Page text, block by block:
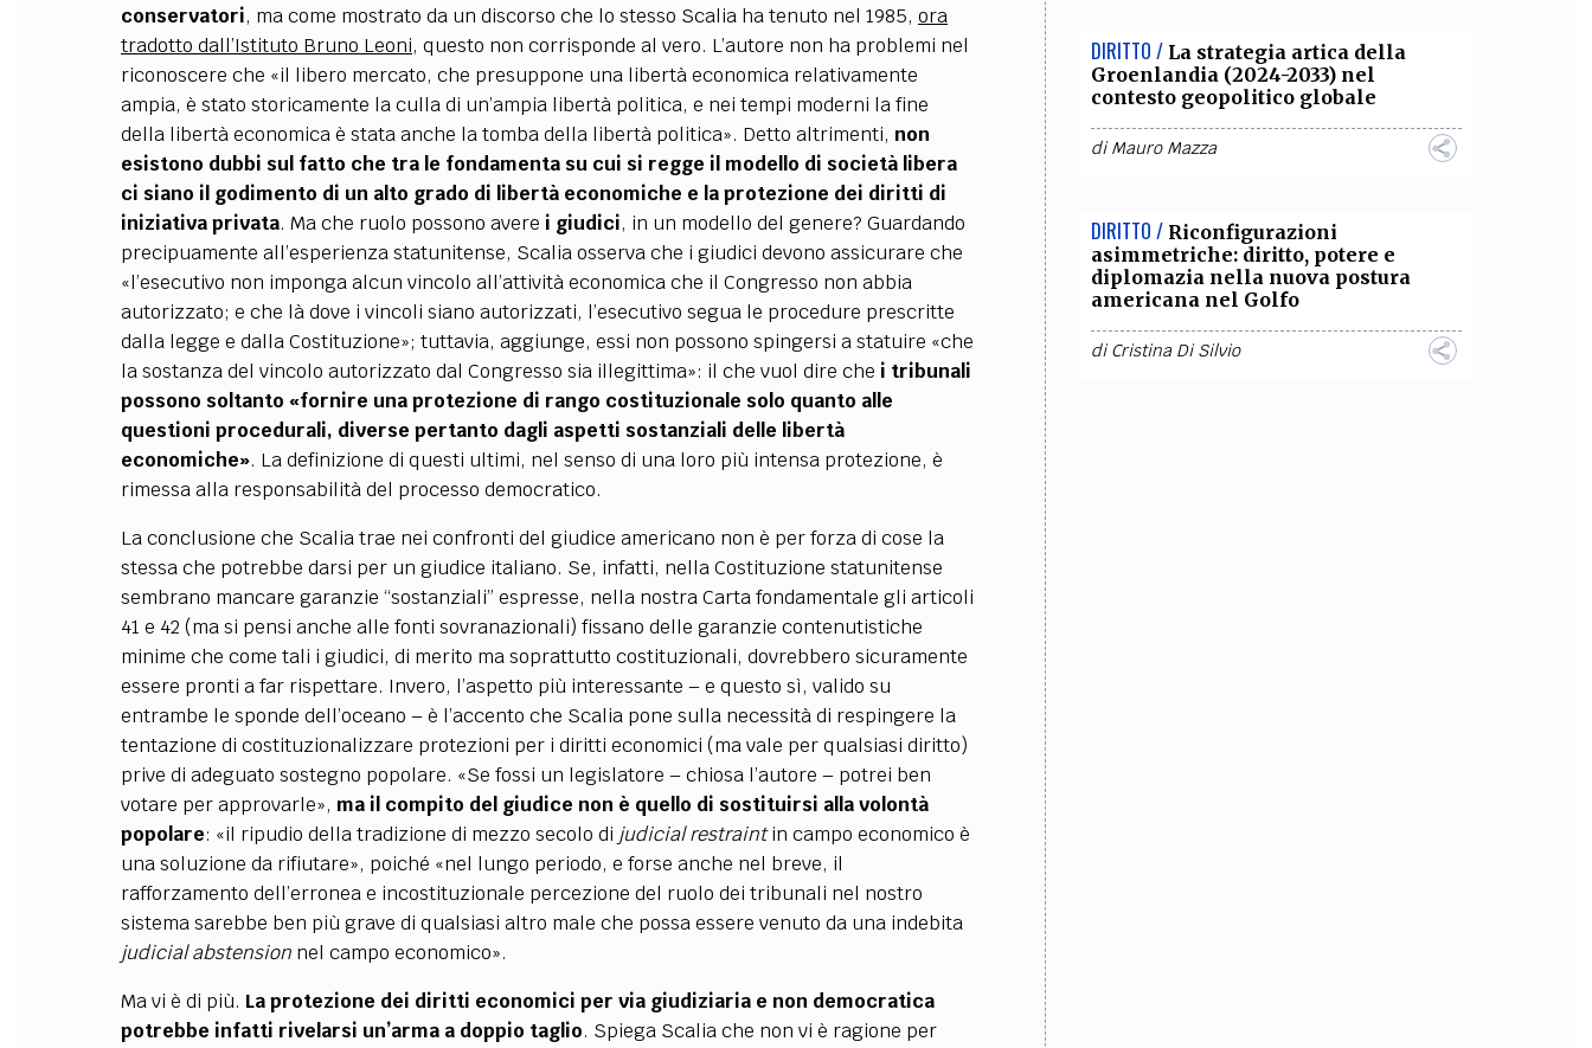
conservatori, ma come mostrato da un discorso che lo stesso Scalia ha tenuto nel 1985, ora
tradotto dall’Istituto Bruno Leoni, questo non corrisponde al vero. L’autore non ha problemi nel
riconoscere che «il libero mercato, che presuppone una libertà economica relativamente
ampia, è stato storicamente la culla di un’ampia libertà politica, e nei tempi moderni la fine
della libertà economica è stata anche la tomba della libertà politica». Detto altrimenti, non
esistono dubbi sul fatto che tra le fondamenta su cui si regge il modello di società libera
ci siano il godimento di un alto grado di libertà economiche e la protezione dei diritti di
iniziativa privata. Ma che ruolo possono avere i giudici, in un modello del genere? Guardando
precipuamente all’esperienza statunitense, Scalia osserva che i giudici devono assicurare che
«l’esecutivo non imponga alcun vincolo all’attività economica che il Congresso non abbia
autorizzato; e che là dove i vincoli siano autorizzati, l’esecutivo segua le procedure prescritte
dalla legge e dalla Costituzione»; tuttavia, aggiunge, essi non possono spingersi a statuire «che
la sostanza del vincolo autorizzato dal Congresso sia illegittima»: il che vuol dire che i tribunali
possono soltanto «fornire una protezione di rango costituzionale solo quanto alle
questioni procedurali, diverse pertanto dagli aspetti sostanziali delle libertà
economiche». La definizione di questi ultimi, nel senso di una loro più intensa protezione, è
rimessa alla responsabilità del processo democratico.
La conclusione che Scalia trae nei confronti del giudice americano non è per forza di cose la
stessa che potrebbe darsi per un giudice italiano. Se, infatti, nella Costituzione statunitense
sembrano mancare garanzie “sostanziali” espresse, nella nostra Carta fondamentale gli articoli
41 e 42 (ma si pensi anche alle fonti sovranazionali) fissano delle garanzie contenutistiche
minime che come tali i giudici, di merito ma soprattutto costituzionali, dovrebbero sicuramente
essere pronti a far rispettare. Invero, l’aspetto più interessante – e questo sì, valido su
entrambe le sponde dell’oceano – è l’accento che Scalia pone sulla necessità di respingere la
tentazione di costituzionalizzare protezioni per i diritti economici (ma vale per qualsiasi diritto)
prive di adeguato sostegno popolare. «Se fossi un legislatore – chiosa l’autore – potrei ben
votare per approvarle», ma il compito del giudice non è quello di sostituirsi alla volontà
popolare: «il ripudio della tradizione di mezzo secolo di judicial restraintin campo economico è
una soluzione da rifiutare», poiché «nel lungo periodo, e forse anche nel breve, il
rafforzamento dell’erronea e incostituzionale percezione del ruolo dei tribunali nel nostro
sistema sarebbe ben più grave di qualsiasi altro male che possa essere venuto da una indebita
judicial abstensionnel campo economico».
Ma vi è di più. La protezione dei diritti economici per via giudiziaria e non democratica
potrebbe infatti rivelarsi un’arma a doppio taglio. Spiega Scalia che non vi è ragione per
DIRITTO / La strategia artica della
Groenlandia (2024-2033) nel
contesto geopolitico globale
diMauro Mazza
DIRITTO / Riconfigurazioni
asimmetriche: diritto, potere e
diplomazia nella nuova postura
americana nel Golfo
diCristina Di Silvio